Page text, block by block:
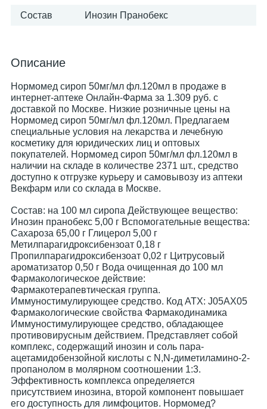
Состав Инозин Пранобекс
Описание
Нормомед сироп 50мг/мл фл.120мл в продаже в
интернет-аптеке Онлайн-Фарма за 1.309 руб. с
доставкой по Москве. Низкие розничные цены на
Нормомед сироп 50мг/мл фл.120мл. Предлагаем
специальные условия на лекарства и лечебную
косметику для юридических лиц и оптовых
покупателей. Нормомед сироп 50мг/мл фл.120мл в
наличии на складе в количестве 2371 шт., средство
доступно к отгрузке курьеру и самовывозу из аптеки
Векфарм или со склада в Москве.
Cостав: на 100 мл сиропа Действующее вещество:
Инозин пранобекс 5,00 г Вспомогательные вещества:
Сахароза 65,00 г Глицерол 5,00 г
Метилпарагидроксибензоат 0,18 г
Пропилпарагидроксибензоат 0,02 г Цитрусовый
ароматизатор 0,50 г Вода очищенная до 100 мл
Фармакологическое действие:
Фармакотерапевтическая группа.
Иммуностимулирующее средство. Код АТХ: J05AX05
Фармакологические свойства Фармакодинамика
Иммуностимулирующее средство, обладающее
противовирусным действием. Представляет собой
комплекс, содержащий инозин и соль пара-
ацетамидобензойной кислоты с N,N-диметиламино-2-
пропанолом в молярном соотношении 1:3.
Эффективность комплекса определяется
присутствием инозина, второй компонент повышает
его доступность для лимфоцитов. Нормомед?